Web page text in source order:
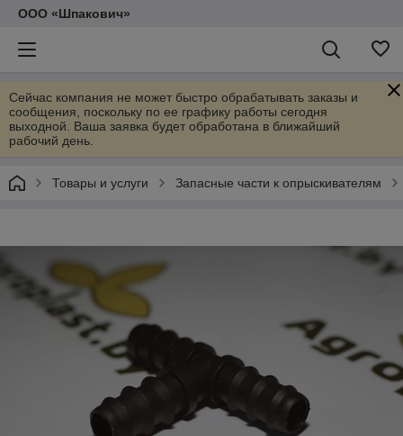
ООО «Шпакович»
Сейчас компания не может быстро обрабатывать заказы и
сообщения, поскольку по ее графику работы сегодня
выходной. Ваша заявка будет обработана в ближайший
рабочий день.
Товары и услуги Запасные части к опрыскивателям